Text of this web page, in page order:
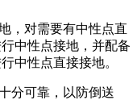
，对需要有中性点直
中性点接地，并配备
中性点直接接地。
分可靠，以防倒送